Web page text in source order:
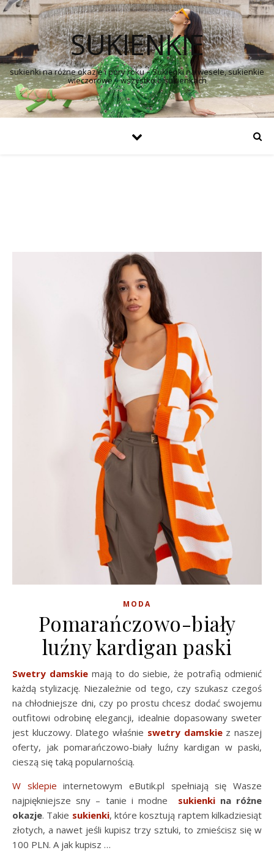
SUKIENKIE
sukienki na różne okazje i pory roku – Sukienki na wesele, sukienkie
wieczorowe – wszystko o sukienkach
MODA
Pomarańczowo-biały
luźny kardigan paski
Swetry damskiemają to do siebie, że potrafią odmienić
każdą stylizację. Niezależnie od tego, czy szukasz czegoś
na chłodniejsze dni, czy po prostu chcesz dodać swojemu
outfitowi odrobinę elegancji, idealnie dopasowany sweter
jest kluczowy. Dlatego właśnie swetry damskiez naszej
oferty, jak pomarańczowo-biały luźny kardigan w paski,
cieszą się taką popularnością.
W sklepie internetowym eButik.pl spełniają się Wasze
najpiękniejsze sny – tanie i modne sukienkina różne
okazje. Takie sukienki, które kosztują raptem kilkadziesiąt
złotych, a nawet jeśli kupisz trzy sztuki, to zmieścisz się w
100 PLN. A jak kupisz …